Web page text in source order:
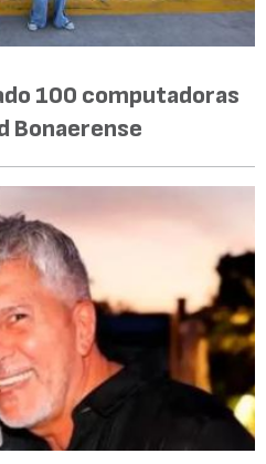
100 computadoras
Bonaerense